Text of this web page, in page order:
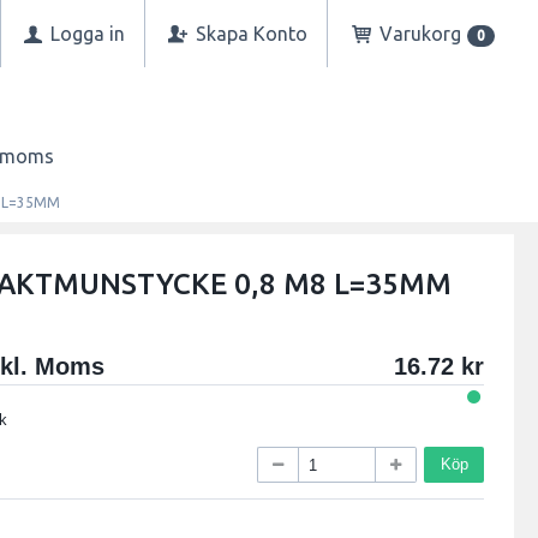
Logga in Skapa Konto Varukorg 0
L=35MM
0,8 M8 L=35MM
Moms 16.72
Köp